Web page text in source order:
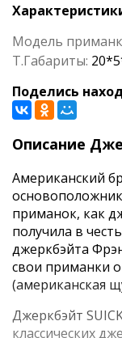
Модель
Т.Габариты:
Поделись
Описание
Американский
приманок, как
получила в
джеркбэйта
свои приманки
(американская
Джеркбэйт
классических